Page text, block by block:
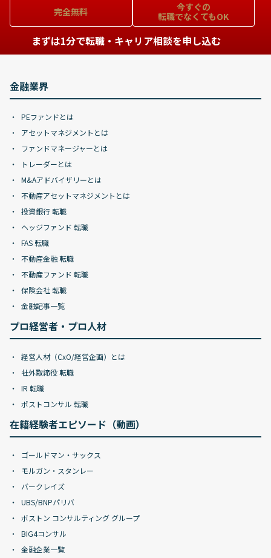
完全無料
今すぐの
転職でなくてもOK
まずは1分で転職・キャリア相談を申し込む
金融業界
PEファンドとは
アセットマネジメントとは
ファンドマネージャーとは
トレーダーとは
M&Aアドバイザリーとは
不動産アセットマネジメントとは
投資銀行 転職
ヘッジファンド 転職
FAS 転職
不動産金融 転職
不動産ファンド 転職
保険会社 転職
金融記事一覧
プロ経営者・プロ人材
経営人材（CxO/経営企画）とは
社外取締役 転職
IR 転職
ポストコンサル 転職
在籍経験者エピソード（動画）
ゴールドマン・サックス
モルガン・スタンレー
バークレイズ
UBS/BNPパリバ
ボストン コンサルティング グループ
BIG4コンサル
金融企業一覧